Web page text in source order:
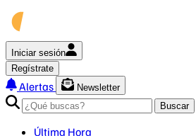
Iniciar sesión
Regístrate
Alertas
Newsletter
Buscar
Última Hora